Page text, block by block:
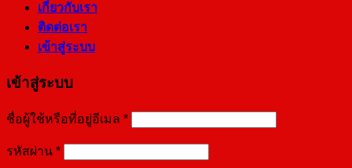
เกี่ยวกับเรา
ติดต่อเรา
เข้าสู่ระบบ
เข้าสู่ระบบ
ชื่อผู้ใช้หรือที่อยู่อีเมล *
รหัสผ่าน *